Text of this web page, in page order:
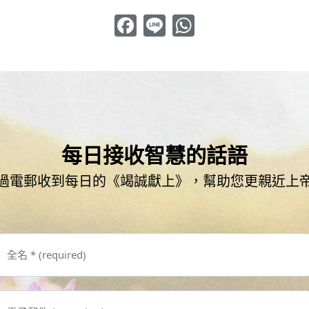
Facebook
Line WhatsApp
每日接收智慧的話語
電郵收到每日的《竭誠獻上》，幫助您更親近上